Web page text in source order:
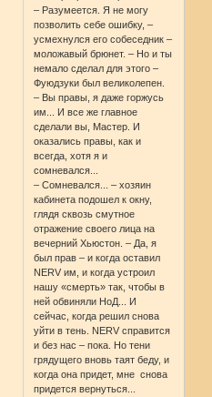
– Разумеется. Я не могу
позволить себе ошибку, –
усмехнулся его собеседник –
моложавый брюнет. – Но и ты
немало сделал для этого –
Фуюдзуки был великолепен.
– Вы правы, я даже горжусь
им... И все же главное
сделали вы, Мастер. И
оказались правы, как и
всегда, хотя я и
сомневался...
– Сомневался... – хозяин
кабинета подошел к окну,
глядя сквозь смутное
отражение своего лица на
вечерний Хьюстон. – Да, я
был прав – и когда оставил
NERV им, и когда устроил
нашу «смерть» так, чтобы в
ней обвиняли НоД... И
сейчас, когда решил снова
уйти в тень. NERV справится
и без нас – пока. Но тени
грядущего вновь таят беду, и
когда она придет, мне снова
придется вернуться...